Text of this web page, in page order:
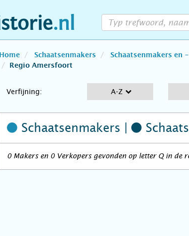
Home Schaatsenmakers Schaatsenmakers en
Regio Amersfoort
Verfijning: A-Z
Schaatsenmakers |
0 Makers en 0 Verkopers gevonden op letter Q in de